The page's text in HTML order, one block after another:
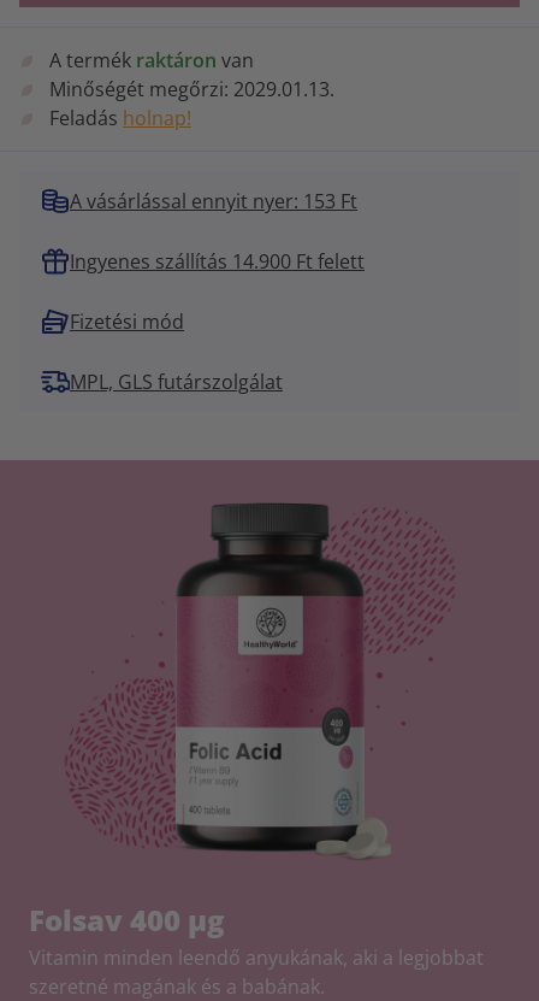
A termék raktáron van
Minőségét megőrzi: 2029.01.13.
Feladás holnap!
A vásárlással ennyit nyer: 153 Ft
Ingyenes szállítás 14.900 Ft felett
Fizetési mód
MPL, GLS futárszolgálat
Folsav 400 µg
Vitamin minden leendő anyukának, aki a legjobbat
szeretné magának és a babának.